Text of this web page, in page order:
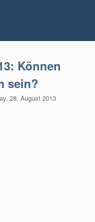
Können
sein?
28. August 2013